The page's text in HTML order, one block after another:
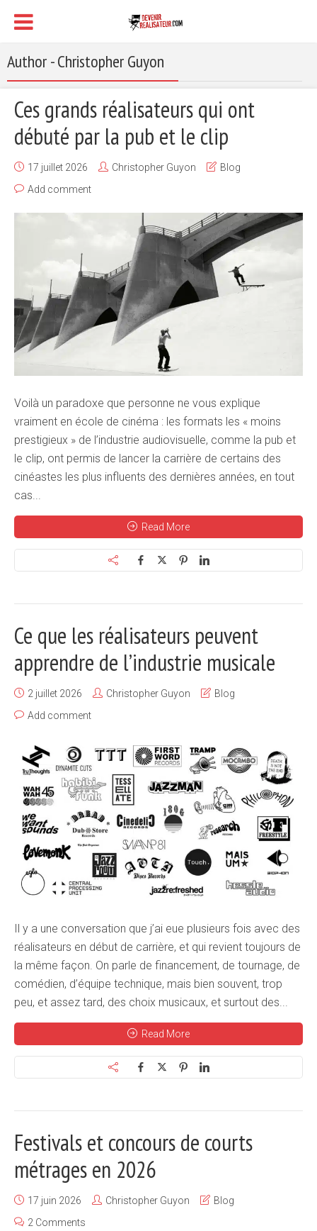
Author - Christopher Guyon
Ces grands réalisateurs qui ont
débuté par la pub et le clip
17 juillet 2026 Christopher Guyon
Blog
Add comment
Voilà un paradoxe que personne ne vous explique
vraiment en école de cinéma : les formats les « moins
prestigieux » de l’industrie audiovisuelle, comme la pub et
le clip, ont permis de lancer la carrière de certains des
cinéastes les plus influents des dernières années, en tout
cas...
Read More
Ce que les réalisateurs peuvent
apprendre de l’industrie musicale
2 juillet 2026 Christopher Guyon
Blog
Add comment
Il y a une conversation que j’ai eue plusieurs fois avec des
réalisateurs en début de carrière, et qui revient toujours de
la même façon. On parle de financement, de tournage, de
comédien, d’équipe technique, mais bien souvent, trop
peu, et assez tard, des choix musicaux, et surtout des...
Read More
Festivals et concours de courts
métrages en 2026
17 juin 2026 Christopher Guyon
Blog
2 Comments